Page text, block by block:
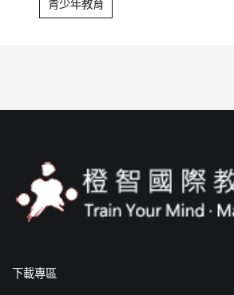
青少年教育
下載專區